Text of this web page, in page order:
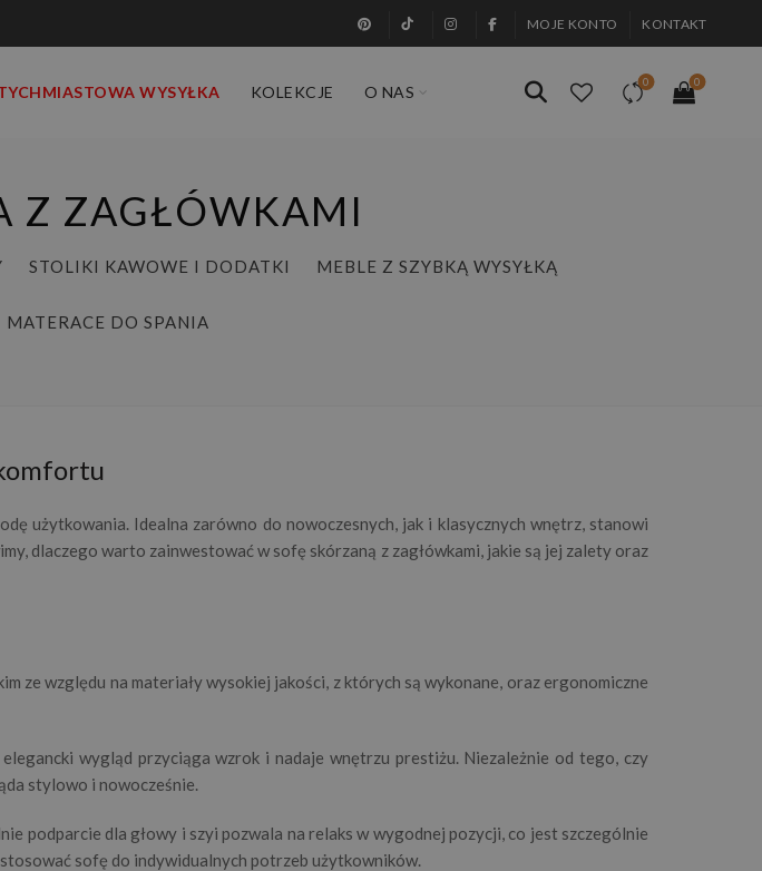
MOJE KONTO KONTAKT
WYSYŁKA KOLEKCJE O NAS
0 0
Z ZAGŁÓWKAMI
STOLIKI KAWOWE I DODATKI MEBLE Z SZYBKĄ WYSYŁKĄ
MATERACE DO SPANIA
użytkowania. Idealna zarówno do nowoczesnych, jak i klasycznych wnętrz, stanowi
dlaczego warto zainwestować w sofę skórzaną z zagłówkami, jakie są jej zalety oraz
ze względu na materiały wysokiej jakości, z których są wykonane, oraz ergonomiczne
wygląd przyciąga wzrok i nadaje wnętrzu prestiżu. Niezależnie od tego, czy
stylowo i nowocześnie.
podparcie dla głowy i szyi pozwala na relaks w wygodnej pozycji, co jest szczególnie
sofę do indywidualnych potrzeb użytkowników.